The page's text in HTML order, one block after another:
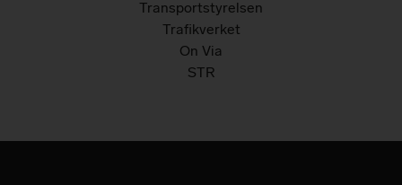
Transportstyrelsen
Trafikverket
On Via
STR